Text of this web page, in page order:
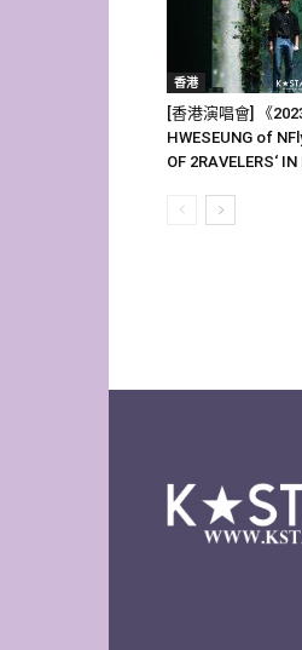
香港
[香港演唱會] 《
HWESEUNG of
OF 2RAVELERS‘